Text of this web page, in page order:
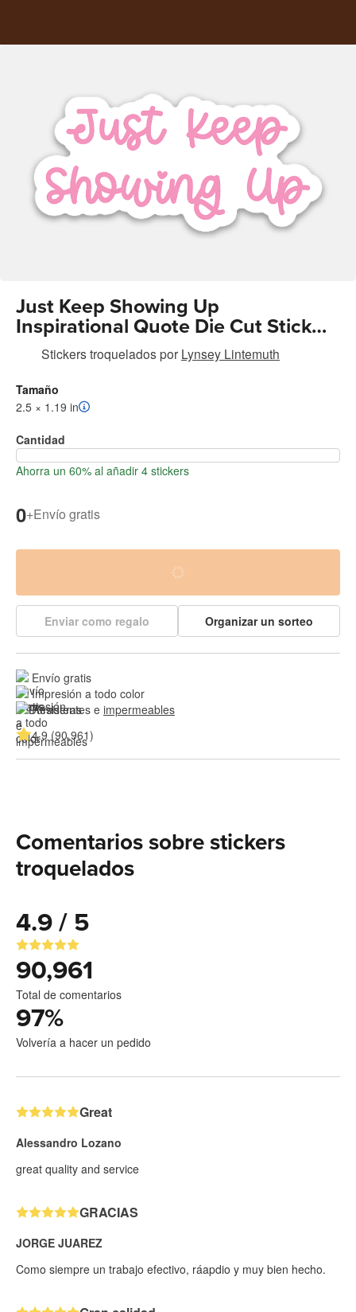
Just Keep Showing Up
Inspirational Quote Die Cut Sticker
PinkStickers troqueladospor Lynsey Lintemuth
Tamaño
2.5 × 1.19 in
Cantidad
Ahorra un 60% al añadir 4 stickers
0+Envío gratis
Enviar como regalo Organizar un sorteo
Envío gratis
Impresión a todo color
Resistentes e impermeables
4.9 (90,961)
Comentarios sobre stickers
troquelados
4.9 / 5
90,961
Total de comentarios
97%
Volvería a hacer un pedido
Great
Alessandro Lozano
great quality and service
GRACIAS
JORGE JUAREZ
Como siempre un trabajo efectivo, ráapdio y muy bien hecho.